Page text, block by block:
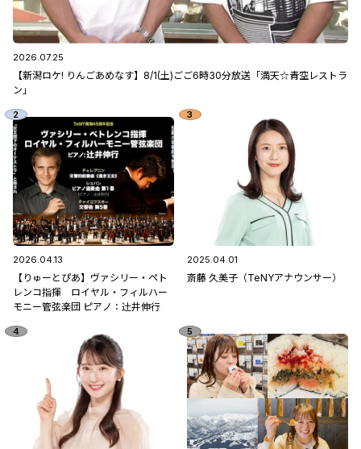
2026.07.25
【新潟ロケ! りんごあめなす】8/1(土)ごご6時30分放送「満天☆青空レストラ
ン」
2026.04.13
【りゅーとぴあ】ヴァシリー・ペト
レンコ指揮 ロイヤル・フィルハー
モニー管弦楽団 ピアノ：辻󠄀井伸行
2025.04.01
斎藤 久美子（TeNYアナウンサー）